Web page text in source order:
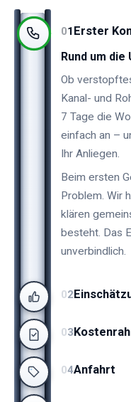
01Erster
Rund um
Ob
Kanal- und
7 Tage die
einfach an –
Ihr Anliegen.
Beim ersten
Problem. Wir
klären
besteht. Das
unverbindlich.
02
03
04Anfahrt